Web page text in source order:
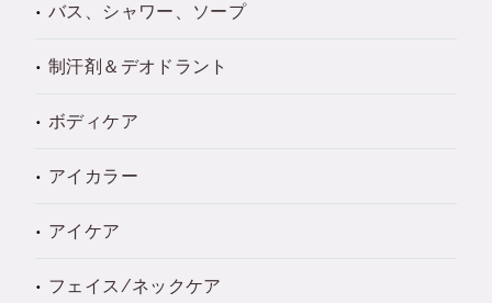
バス、シャワー、ソープ
制汗剤＆デオドラント
ボディケア
アイカラー
アイケア
フェイス/ネックケア